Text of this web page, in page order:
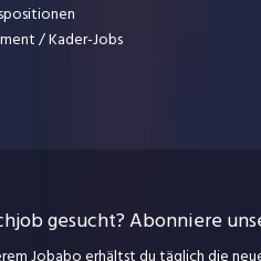
/ Kader-Jobs
gesucht? Abonniere